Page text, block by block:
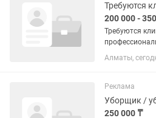
Требуются
200 000 -
Требуются
компания
сотрудников
— проводим
5/2, 2/2 или...
Алматы,
Реклама
Уборщик /
250 000 ₸